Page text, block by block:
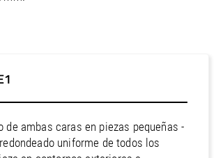
Sweden/EN
Switzerland
IT
Turkey
/EN
Ukraine
de ambas caras en piezas pequeñas -
uniforme de todos los